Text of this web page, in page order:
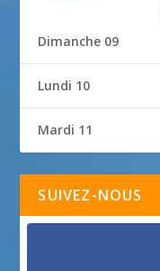
Dimanche 09
Lundi 10
Mardi 11
SUIVEZ-NOUS